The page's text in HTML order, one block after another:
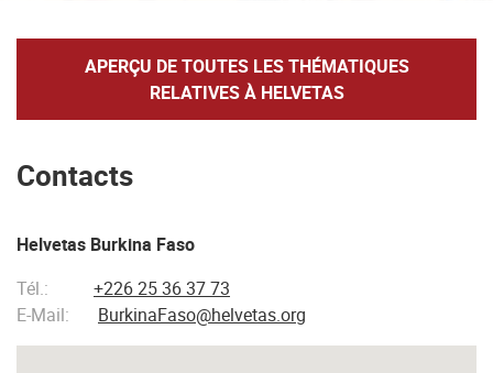
APERÇU DE TOUTES LES THÉMATIQUES
RELATIVES À HELVETAS
Contacts
Helvetas Burkina Faso
Tél.:
+226 25 36 37 73
E-Mail:
BurkinaFaso@helvetas.org